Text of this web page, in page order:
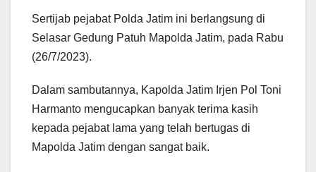
Sertijab pejabat Polda Jatim ini berlangsung di
Selasar Gedung Patuh Mapolda Jatim, pada Rabu
(26/7/2023).
Dalam sambutannya, Kapolda Jatim Irjen Pol Toni
Harmanto mengucapkan banyak terima kasih
kepada pejabat lama yang telah bertugas di
Mapolda Jatim dengan sangat baik.